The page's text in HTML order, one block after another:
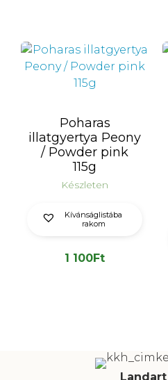
Poharas
illatgyertya Peony
/ Powder pink
115g
Készleten
Kívánságlistába
rakom
1 100Ft